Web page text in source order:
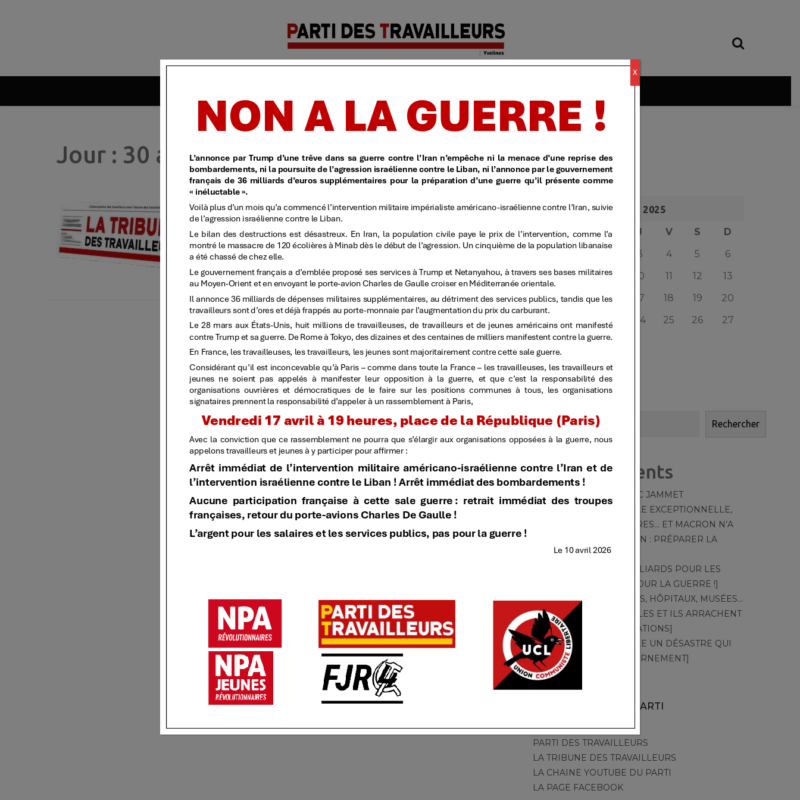
Parti des
travailleurs
| Yvelines
Jour : 30 avril 2025
TT
LIRE LA SUITE
AVRIL 2025
L M M J V S
D
3 4 5
6
7
8 9 10 11 12
13
14
15 16 17 18 19
20
21
23 24 25 26
27
28
29
30
Rechercher
Articles récents
HOMMAGE À MARC JAMMET
TT – 550 – [CANICULE EXCEPTIONNELLE,
MOYENS DÉRISOIRES… ET MACRON N’A
QU’UNE OBSESSION : PRÉPARER LA
GUERRE]
TT – 549 – [DES MILLIARDS POUR LES
CANADAIR ! PAS POUR LA GUERRE !]
TT – 548 – [CRÈCHES, HÔPITAUX, MUSÉES…
PAR LA GRÈVE, ELLES ET ILS ARRACHENT
LEURS REVENDICATIONS]
TT – 547 – [CANICULE UN DÉSASTRE QUI
ACCUSE LE GOUVERNEMENT]
AUTRES SITES DU PARTI
PARTI DES TRAVAILLEURS
LA TRIBUNE DES TRAVAILLEURS
LA CHAINE YOUTUBE DU PARTI
LA PAGE FACEBOOK
X